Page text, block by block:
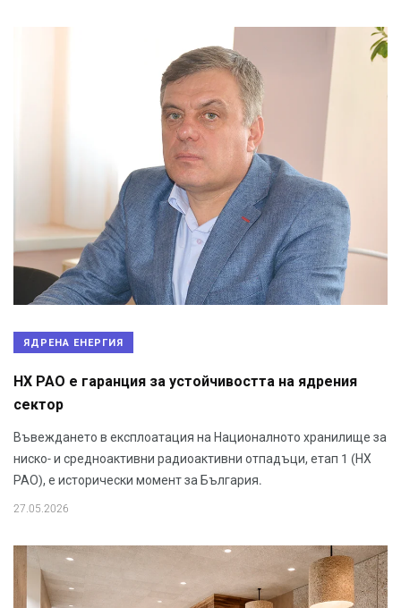
ЯДРЕНА ЕНЕРГИЯ
НХ РАО е гаранция за устойчивостта на ядрения
сектор
Въвеждането в експлоатация на Националното хранилище за
ниско- и средноактивни радиоактивни отпадъци, етап 1 (НХ
РАО), е исторически момент за България.
27.05.2026